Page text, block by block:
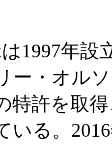
1997年設
ー・オル
特許を取
いる。